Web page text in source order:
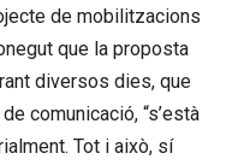
de mobilitzacions
que la proposta
diversos dies, que
comunicació, “s’està
Tot i això, sí